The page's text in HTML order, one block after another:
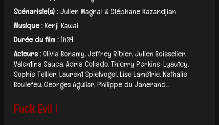
Scénariste(s) :Julien Magnat & Stéphane Kazandjian
Musique :Kenji Kawai
Durée du film :1h34
Acteurs :Olivia Bonamy, Jeffrey Ribier, Julien Boisselier,
Valentina Sauca, Adria Collado, Thierry Perkins-Lyautey,
Sophie Tellier, Laurent Spielvogel, Lise Lamétrie, Nathalie
Boutefeu, Georges Aguilar, Philippe du Janerand...
Fuck Evil !